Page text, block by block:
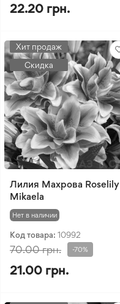
22.20 грн.
Хит продаж
Скидка
Лилия Махрова Roselily
Mikaela
Нет в наличии
Код товара: 10992
70.00 грн. -70%
21.00 грн.